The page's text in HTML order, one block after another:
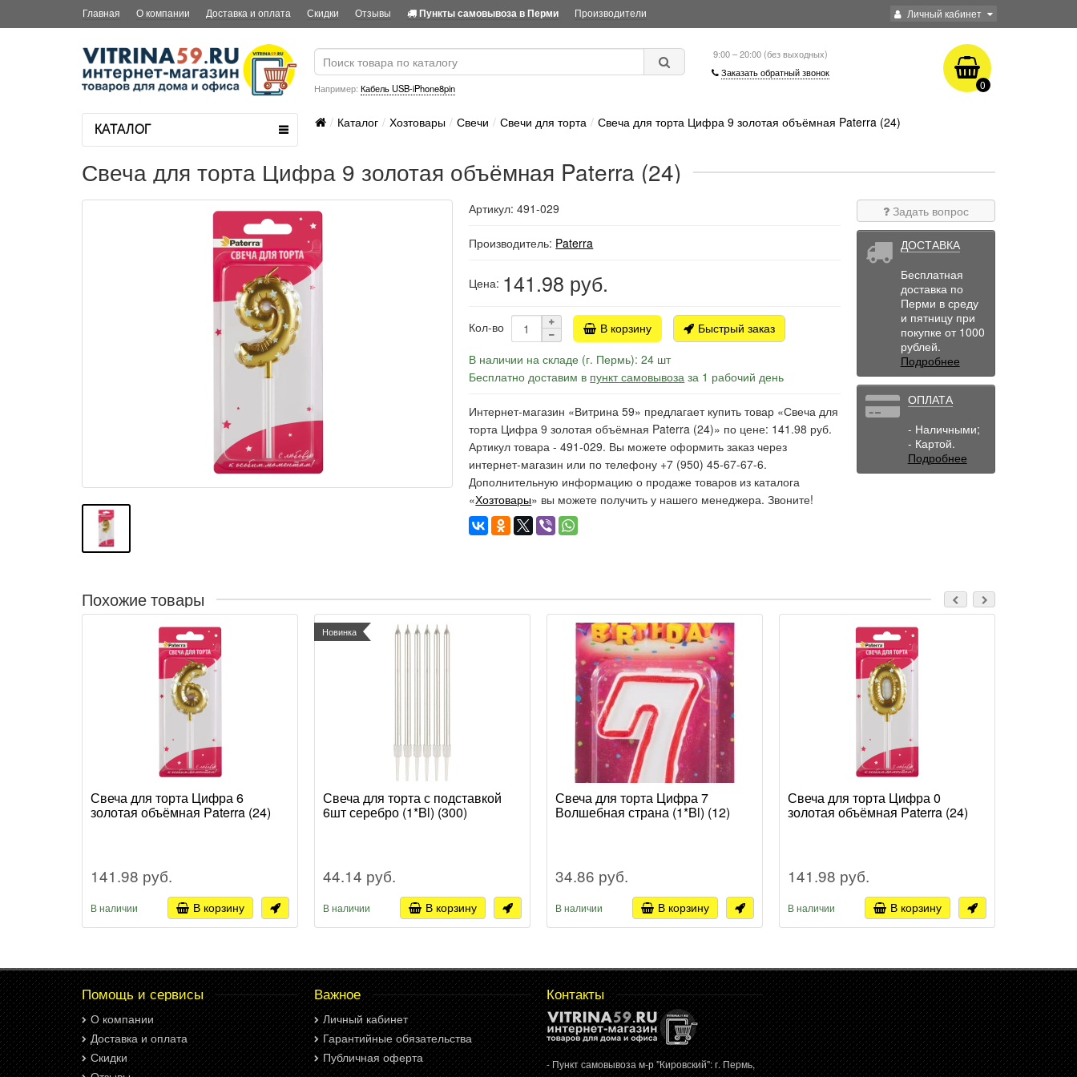
Личный кабинет
Главная О компании Доставка и оплата Скидки Отзывы Пункты самовывоза в Перми Производители
Например: Кабель USB-iPhone8pin
9:00 – 20:00 (без выходных)
Заказать обратный звонок
0
КАТАЛОГ Каталог Хозтовары Свечи Свечи для торта Свеча для торта Цифра 9 золотая объёмная Paterra (24)
Свеча для торта Цифра 9 золотая объёмная Paterra (24)
Артикул: 491-029
Производитель: Paterra
Цена: 141.98 руб.
Кол-во В корзину
Быстрый заказ
В наличии на складе (г. Пермь): 24 шт
Бесплатно доставим в пункт самовывоза за 1 рабочий день
Интернет-магазин «Витрина 59» предлагает купить товар «Свеча для
торта Цифра 9 золотая объёмная Paterra (24)» по цене: 141.98 руб.
Артикул товара - 491-029. Вы можете оформить заказ через
интернет-магазин или по телефону +7 (950) 45-67-67-6.
Дополнительную информацию о продаже товаров из каталога
«Хозтовары» вы можете получить у нашего менеджера. Звоните!
Задать вопрос
ДОСТАВКА
Бесплатная
доставка по
Перми в среду
и пятницу при
покупке от 1000
рублей.
Подробнее
ОПЛАТА
- Наличными;
- Картой.
Подробнее
Похожие товары
Свеча для торта Цифра 6
золотая объёмная Paterra (24)
141.98 руб.
В наличии В корзину
Новинка
Свеча для торта с подставкой
6шт серебро (1*Bl) (300)
44.14 руб.
В наличии В корзину
Свеча для торта Цифра 7
Волшебная страна (1*Bl) (12)
34.86 руб.
В наличии В корзину
Свеча для торта Цифра 0
золотая объёмная Paterra (24)
141.98 руб.
В наличии В корзину
Помощь и сервисы
О компании
Доставка и оплата
Скидки
Важное
Личный кабинет
Гарантийные обязательства
Публичная оферта
Контакты
- Пункт самовывоза м-р "Кировский": г. Пермь,